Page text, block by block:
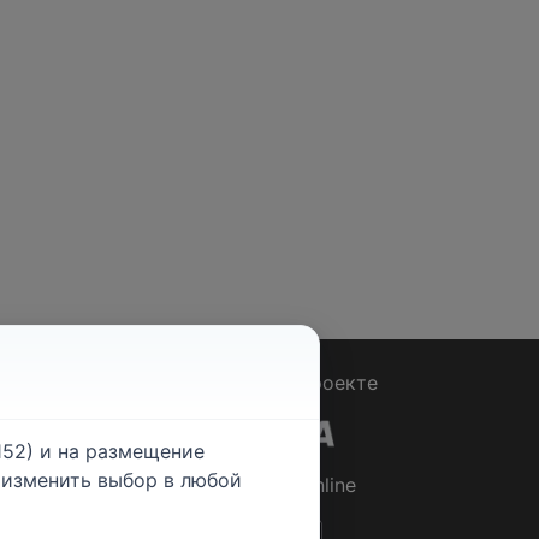
О проекте
© 2026Rabotniki.online
и на размещение
выбор в любой